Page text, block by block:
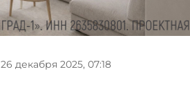
26 декабря 2025, 07:18